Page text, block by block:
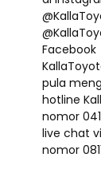
Facebook
pula
hotline
nomor
live chat
nomor